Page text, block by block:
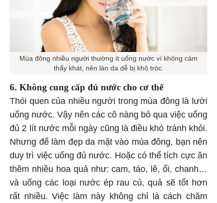
Mùa đông nhiều người thường ít uống nước vì không cảm
thấy khát, nên làn da dễ bị khô tróc.
6. Không cung cấp đủ nước cho cơ thể
Thói quen của nhiều người trong mùa đông là lười
uống nước. Vậy nên các cô nàng bỏ qua việc uống
đủ 2 lít nước mỗi ngày cũng là điều khó tránh khỏi.
Nhưng để làm đẹp da mặt vào mùa đông, bạn nên
duy trì việc uống đủ nước. Hoặc có thể tích cực ăn
thêm nhiều hoa quả như: cam, táo, lê, ổi, chanh…
và uống các loại nước ép rau củ, quả sẽ tốt hơn
rất nhiều. Việc làm này không chỉ là cách chăm